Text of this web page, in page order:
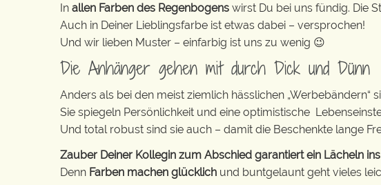
In allen Farben des Regenbogens wirst Du bei uns fündig. Die
Auch in Deiner Lieblingsfarbe ist etwas dabei – versprochen!
Und wir lieben Muster – einfarbig ist uns zu wenig 😉
Die Anhänger gehen mit durch Dick und Dünn
Anders als bei den meist ziemlich hässlichen
Sie spiegeln Persönlichkeit und eine optimistische
Und total robust sind sie auch – damit die Beschenkte lange
Zauber Deiner Kollegin zum Abschied garantiert ein Lächeln
Denn Farben machen glücklich und buntgelaunt geht vieles